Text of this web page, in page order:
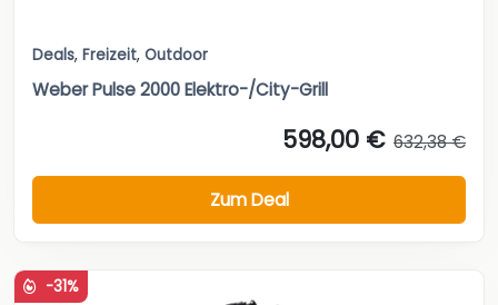
Deals, Freizeit, Outdoor
Weber Pulse 2000 Elektro-/City-Grill
598,00 € 632,38 €
Zum Deal
-31%